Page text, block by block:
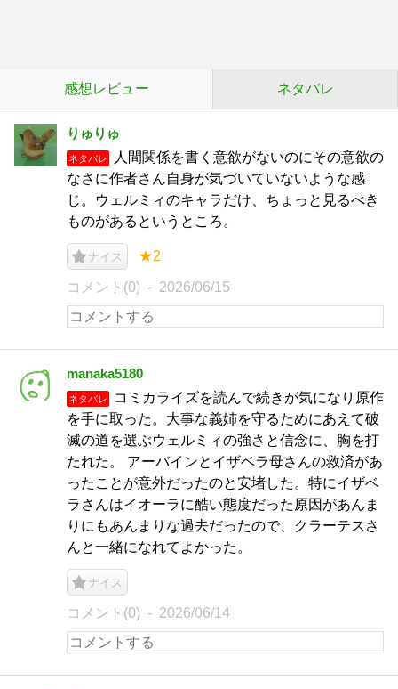
感想レビュー ネタバレ
りゅりゅ
ネタバレ
人間関係を書く意欲がないのにその意欲の
なさに作者さん自身が気づいていないような感
じ。ウェルミィのキャラだけ、ちょっと見るべき
ものがあるというところ。
ナイス ★2
コメント(0) 2026/06/15
manaka5180
ネタバレ
コミカライズを読んで続きが気になり原作
を手に取った。大事な義姉を守るためにあえて破
滅の道を選ぶウェルミィの強さと信念に、胸を打
たれた。 アーバインとイザベラ母さんの救済があ
ったことが意外だったのと安堵した。特にイザベ
ラさんはイオーラに酷い態度だった原因があんま
りにもあんまりな過去だったので、クラーテスさ
んと一緒になれてよかった。
ナイス
コメント(0) 2026/06/14